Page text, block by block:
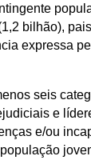
bilhão),
expressa
seis
e
e/ou